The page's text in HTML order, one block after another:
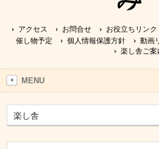
アクセス お問合せ お役立ちリンク
催し物予定
個人情報保護方針 動画
楽し舎ご案
MENU
楽し舎